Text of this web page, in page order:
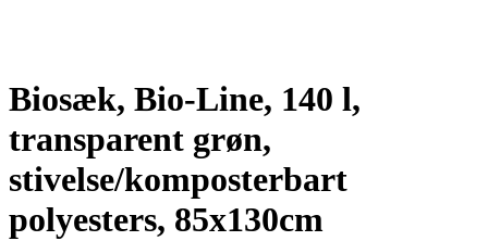
Biosæk, Bio-Line, 140 l,
transparent grøn,
stivelse/komposterbart
polyesters, 85x130cm